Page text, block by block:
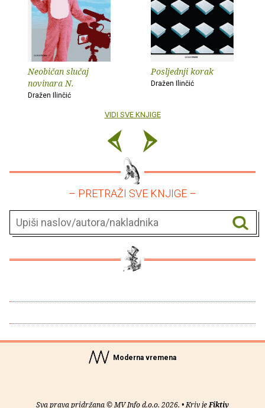
Neobičan slučaj
novinara N.
Dražen Ilinčić
Posljednji korak
Dražen Ilinčić
VIDI SVE KNJIGE
– PRETRAŽI SVE KNJIGE –
Moderna vremena
Sva prava pridržana © MV Info d.o.o. 2026. • Kriv jeFiktiv